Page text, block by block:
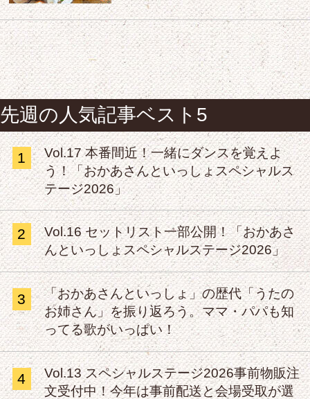
先週の人気記事ベスト5
1
Vol.17 本番間近！一緒にダンスを覚えよ
う！「おかあさんといっしょスペシャルス
テージ2026」
2
Vol.16 セットリスト一部公開！「おかあさ
んといっしょスペシャルステージ2026」
3
「おかあさんといっしょ」の歴代「うたの
お姉さん」を振り返ろう。ママ・パパも知
ってる歌がいっぱい！
4
Vol.13 スペシャルステージ2026事前物販注
文受付中！今年は事前配送と会場受取が選